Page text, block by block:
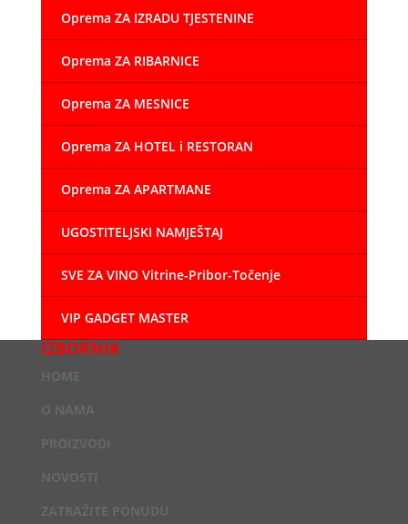
Oprema ZA IZRADU TJESTENINE
Oprema ZA RIBARNICE
Oprema ZA MESNICE
Oprema ZA HOTEL i RESTORAN
Oprema ZA APARTMANE
UGOSTITELJSKI NAMJEŠTAJ
SVE ZA VINO Vitrine-Pribor-Točenje
VIP GADGET MASTER
IZBORNIK